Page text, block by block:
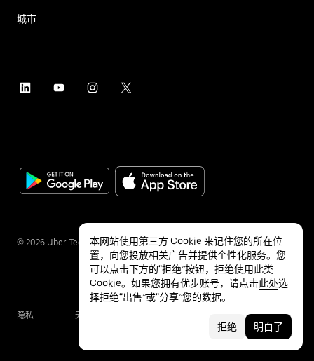
城市
© 2026 Uber Technologies Inc.
隐私 无障碍服务
本网站使用第三方 Cookie 来记住您的所在位
置，向您投放相关广告并提供个性化服务。您
可以点击下方的“拒绝”按钮，拒绝使用此类
Cookie。如果您拥有优步账号，请点击此处选
择拒绝“出售”或“分享”您的数据。
拒绝 明白了